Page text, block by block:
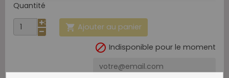
Quantité
 Ajouter au panier
 Indisponible pour le moment